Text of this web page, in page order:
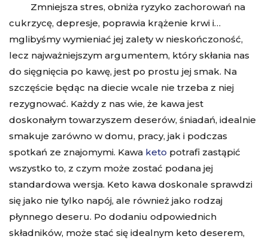
Zmniejsza stres, obniża ryzyko zachorowań na
cukrzycę, depresje, poprawia krążenie krwi i…
mglibyśmy wymieniać jej zalety w nieskończoność,
lecz najważniejszym argumentem, który skłania nas
do sięgnięcia po kawę, jest po prostu jej smak. Na
szczęście będąc na diecie wcale nie trzeba z niej
rezygnować. Każdy z nas wie, że kawa jest
doskonałym towarzyszem deserów, śniadań, idealnie
smakuje zarówno w domu, pracy, jak i podczas
spotkań ze znajomymi. Kawa keto potrafi zastąpić
wszystko to, z czym może zostać podana jej
standardowa wersja. Keto kawa doskonale sprawdzi
się jako nie tylko napój, ale również jako rodzaj
płynnego deseru. Po dodaniu odpowiednich
składników, może stać się idealnym keto deserem,